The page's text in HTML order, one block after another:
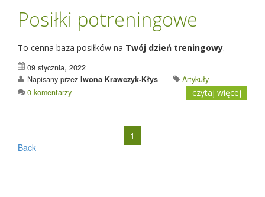
Posiłki potreningowe
To cenna baza posiłków na Twój dzień treningowy.
09 stycznia, 2022
Napisany przez Iwona Krawczyk-Kłys
Artykuły
0 komentarzy
czytaj więcej
1
Back